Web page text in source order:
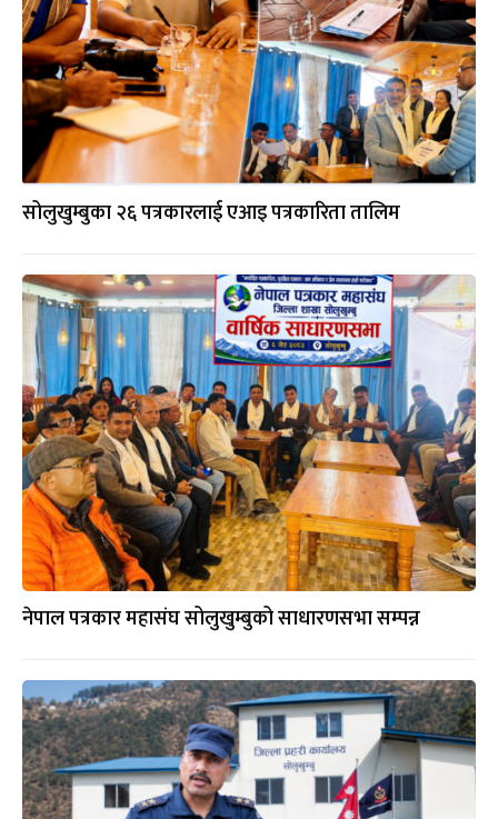
सोलुखुम्बुका २६ पत्रकारलाई एआइ पत्रकारिता तालिम
नेपाल पत्रकार महासंघ सोलुखुम्बुको साधारणसभा सम्पन्न